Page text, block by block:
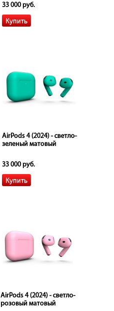
33 000 руб.
AirPods 4 (2024) - светло-
зеленый матовый
33 000 руб.
AirPods 4 (2024) - светло-
розовый матовый